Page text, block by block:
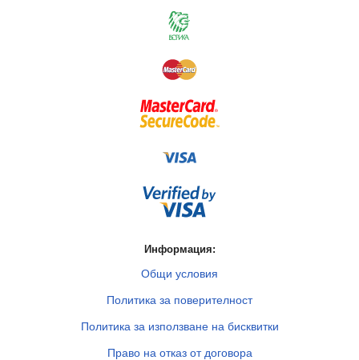
Информация:
Общи условия
Политика за поверителност
Политика за използване на бисквитки
Право на отказ от договора